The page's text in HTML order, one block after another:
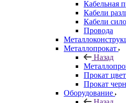
Кабельная
Кабели
Кабели
Провода
Металлопрокат
Назад
Прокат
Прокат
Оборудование